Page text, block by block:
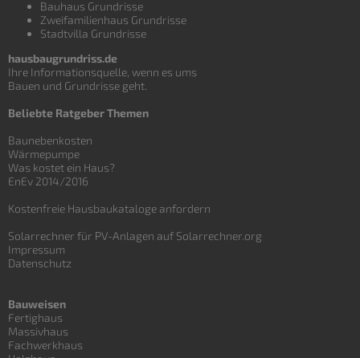
Bauhaus Grundrisse
Zweifamilienhaus Grundrisse
Stadtvilla Grundrisse
hausbaugrundriss.de
Ihre Informationsquelle, wenn es ums
Bauen und Grundrisse geht.
Beliebte Ratgeber Themen
Baunebenkosten
Wärmepumpe
Was kostet ein Haus?
EnEv 2014/2016
Kostenfreie Hausbaukataloge anfordern
Solarrechner für PV-Anlagen auf Solarrechner.org
Impressum
Datenschutz
Bauweisen
Fertighaus
Massivhaus
Fachwerkhaus